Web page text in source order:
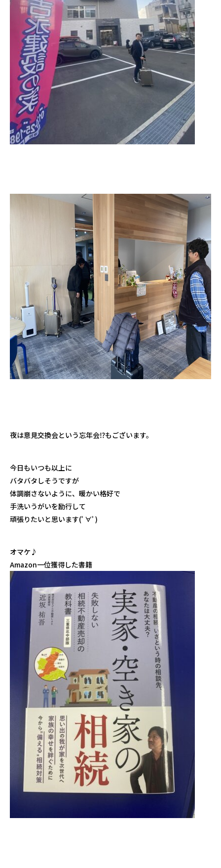
夜は意見交換会という忘年会⁉︎もございます。
今日もいつも以上に
バタバタしそうですが
体調崩さないように、暖かい格好で
手洗いうがいを励行して
頑張りたいと思います(ﾟ∀ﾟ)
オマケ♪
Amazon一位獲得した書籍